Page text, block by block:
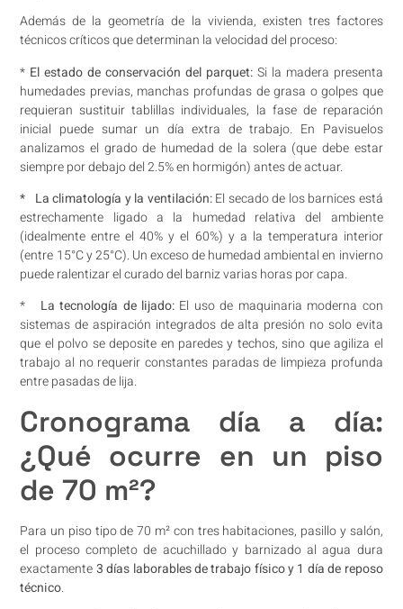
Además de la geometría de la vivienda, existen tres factores
técnicos críticos que determinan la velocidad del proceso:
* El estado de conservación del parquet:Si la madera presenta
humedades previas, manchas profundas de grasa o golpes que
requieran sustituir tablillas individuales, la fase de reparación
inicial puede sumar un día extra de trabajo. En Pavisuelos
analizamos el grado de humedad de la solera (que debe estar
siempre por debajo del 2.5% en hormigón) antes de actuar.
* La climatología y la ventilación:El secado de los barnices está
estrechamente ligado a la humedad relativa del ambiente
(idealmente entre el 40% y el 60%) y a la temperatura interior
(entre 15°C y 25°C). Un exceso de humedad ambiental en invierno
puede ralentizar el curado del barniz varias horas por capa.
* La tecnología de lijado: El uso de maquinaria moderna con
sistemas de aspiración integrados de alta presión no solo evita
que el polvo se deposite en paredes y techos, sino que agiliza el
trabajo al no requerir constantes paradas de limpieza profunda
entre pasadas de lija.
Cronograma día a día:
¿Qué ocurre en un piso
de 70 m²?
Para un piso tipo de 70 m² con tres habitaciones, pasillo y salón,
el proceso completo de acuchillado y barnizado al agua dura
exactamente3 días laborables de trabajo físico y 1 día de reposo
técnico.